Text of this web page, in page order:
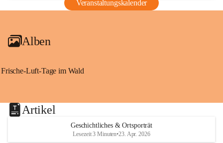
Veranstaltungskalender
Alben
Frische-Luft-Tage im Wald
Artikel
Geschichtliches & Ortsporträt
Lesezeit 3 Minuten•23. Apr. 2026